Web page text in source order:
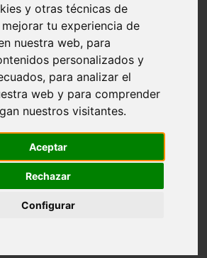
y otras técnicas de
tu experiencia de
nuestra web, para
personalizados y
para analizar el
web y para comprender
nuestros visitantes.
Aceptar
Rechazar
Configurar
de-alarcón
santa-maría